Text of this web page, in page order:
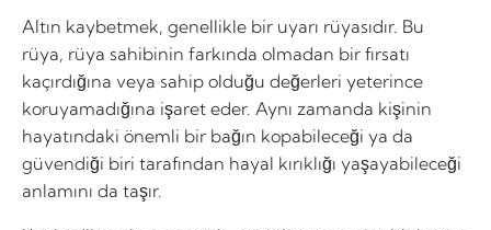
Altın kaybetmek, genellikle bir uyarı rüyasıdır. Bu
rüya, rüya sahibinin farkında olmadan bir fırsatı
kaçırdığına veya sahip olduğu değerleri yeterince
koruyamadığına işaret eder. Aynı zamanda kişinin
hayatındaki önemli bir bağın kopabileceği ya da
güvendiği biri tarafından hayal kırıklığı yaşayabileceği
anlamını da taşır.